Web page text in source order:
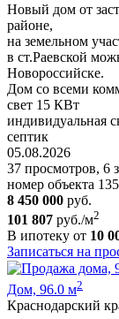
Новый дом от
районе,
на земельном
в ст.Раевской
Новороссийске.
Дом со всеми
свет 15 КВт
индивидуальная
септик
05.08.2026
37 просмотров, 6
номер объекта
8 450 000 руб.
101 807 руб./м2
В ипотеку от 10
Записаться на
Дом, 96.0 м2
Краснодарский